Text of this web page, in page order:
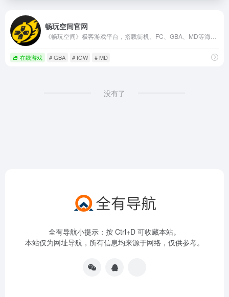
畅玩空间官网
在线游戏 # GBA # IGW # MD
没有了
全有导航小提示：按 Ctrl+D 可收藏本站。
本站仅为网址导航，所有信息均来源于网络，仅供参考。